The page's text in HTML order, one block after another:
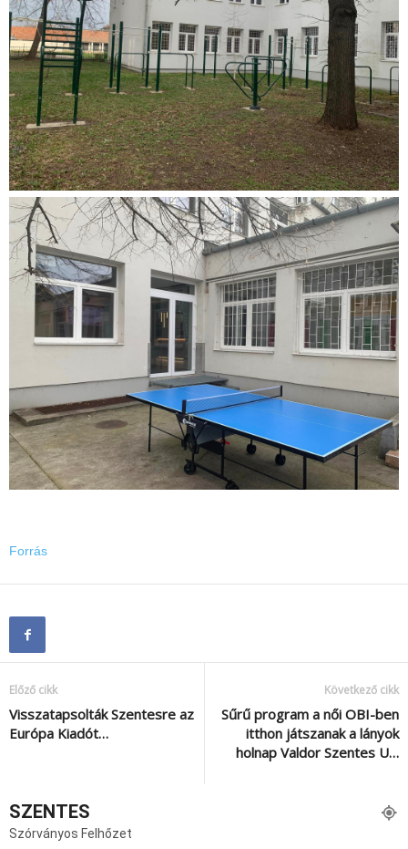
Forrás
Előző cikk
Visszatapsolták Szentesre az
Európa Kiadót…
Következő cikk
Sűrű program a női OBI-ben
itthon játszanak a lányok
holnap Valdor Szentes U…
SZENTES
Szórványos Felhőzet